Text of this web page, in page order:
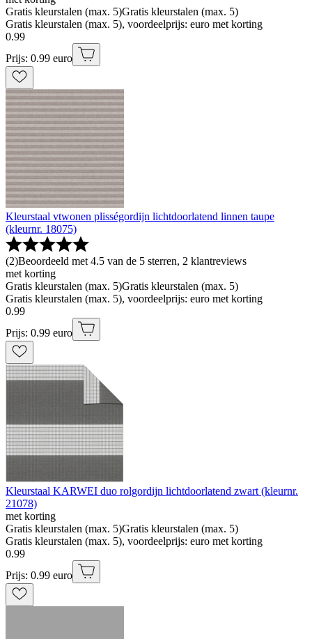
Gratis kleurstalen (max. 5)Gratis kleurstalen (max. 5)
Gratis kleurstalen (max. 5), voordeelprijs: euro met korting
0.99
Prijs: 0.99 euro
Kleurstaal vtwonen plisségordijn lichtdoorlatend linnen taupe
(kleurnr. 18075)
(2)Beoordeeld met 4.5 van de 5 sterren, 2 klantreviews
met korting
Gratis kleurstalen (max. 5)Gratis kleurstalen (max. 5)
Gratis kleurstalen (max. 5), voordeelprijs: euro met korting
0.99
Prijs: 0.99 euro
Kleurstaal KARWEI duo rolgordijn lichtdoorlatend zwart (kleurnr.
21078)
met korting
Gratis kleurstalen (max. 5)Gratis kleurstalen (max. 5)
Gratis kleurstalen (max. 5), voordeelprijs: euro met korting
0.99
Prijs: 0.99 euro